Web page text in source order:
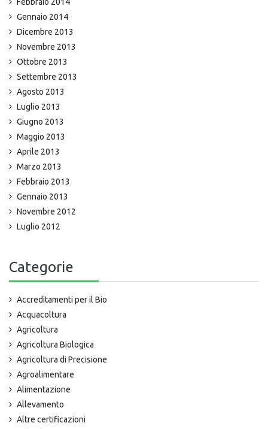
Gennaio 2014
Dicembre 2013
Novembre 2013
Ottobre 2013
Settembre 2013
Agosto 2013
Luglio 2013
Giugno 2013
Maggio 2013
Aprile 2013
Marzo 2013
Febbraio 2013
Gennaio 2013
Novembre 2012
Luglio 2012
Categorie
Accreditamenti per il Bio
Acquacoltura
Agricoltura
Agricoltura Biologica
Agricoltura di Precisione
Agroalimentare
Alimentazione
Allevamento
Altre certificazioni